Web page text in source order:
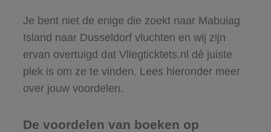
Je bent niet de enige die zoekt naar Mabuiag
Island naar Dusseldorf vluchten en wij zijn
ervan overtuigd dat Vliegticktets.nl dé juiste
plek is om ze te vinden. Lees hieronder meer
over jouw voordelen.
De voordelen van boeken op